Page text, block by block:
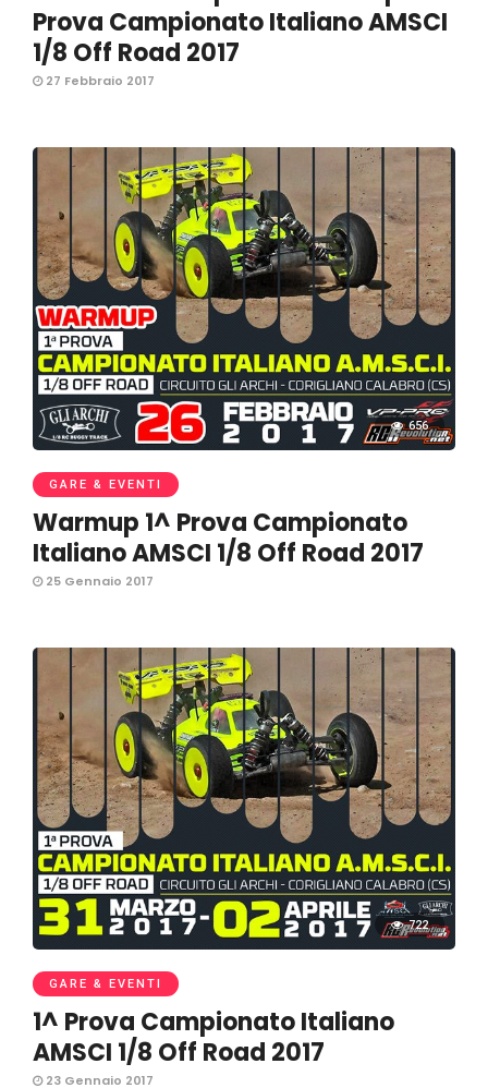
Prova Campionato Italiano AMSCI
1/8 Off Road 2017
27 Febbraio 2017
656
GARE & EVENTI
Warmup 1^ Prova Campionato
Italiano AMSCI 1/8 Off Road 2017
25 Gennaio 2017
722
GARE & EVENTI
1^ Prova Campionato Italiano
AMSCI 1/8 Off Road 2017
23 Gennaio 2017